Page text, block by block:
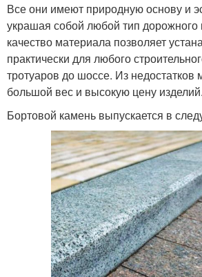
Все они имеют природную основу и
украшая собой любой тип дорожного
качество материала позволяет
практически для любого
тротуаров до шоссе. Из недостатков
большой вес и высокую цену изделий.
Бортовой камень выпускается в